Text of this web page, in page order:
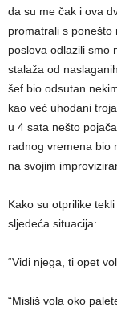
da su me čak i ova
promatrali s ponešto
poslova odlazili smo
stalaža od
šef bio odsutan
kao već uhodani
u 4 sata nešto
radnog vremena bio
na svojim
Kako su otprilike
sljedeća situacija:
“Vidi njega, ti opet
“Misliš vola oko